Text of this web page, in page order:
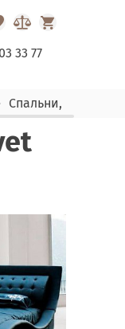
33 77
Спальни, Кровати